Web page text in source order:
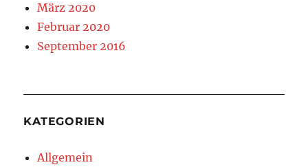
März 2020
Februar 2020
September 2016
KATEGORIEN
Allgemein